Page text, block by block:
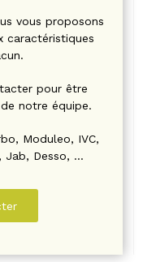
vous proposons
caractéristiques
pour être
notre équipe.
Moduleo, IVC,
Jab, Desso, …